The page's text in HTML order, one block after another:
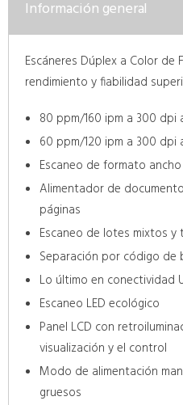
Información general
Escáneres Dúplex a Color de
rendimiento y fiabilidad
80 ppm/160 ipm a 300 dpi
60 ppm/120 ipm a 300 dpi
Escaneo de formato
Alimentador de
páginas
Escaneo de lotes mixtos
Separación por código de
Lo último en conectividad
Escaneo LED ecológico
Panel LCD con
visualización y el control
Modo de alimentación
gruesos